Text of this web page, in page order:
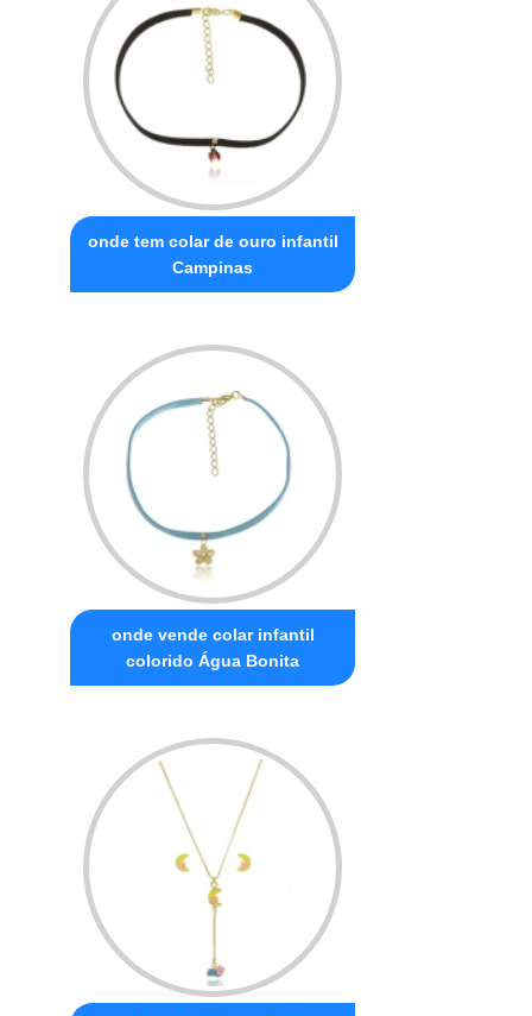
onde tem colar de ouro infantil
Campinas
onde vende colar infantil
colorido Água Bonita